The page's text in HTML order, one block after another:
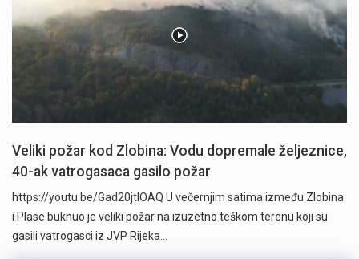
Veliki požar kod Zlobina: Vodu dopremale željeznice,
40-ak vatrogasaca gasilo požar
https://youtu.be/Gad20jtIOAQ U večernjim satima između Zlobina
i Plase buknuo je veliki požar na izuzetno teškom terenu koji su
gasili vatrogasci iz JVP Rijeka…